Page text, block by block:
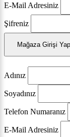
E-Mail Adresiniz
Şifreniz
Mağaza Girişi Yap
Adınız
Soyadınız
Telefon Numaranız
E-Mail Adresiniz